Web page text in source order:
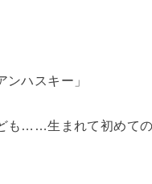
ンハスキー」
も……生まれて初めて